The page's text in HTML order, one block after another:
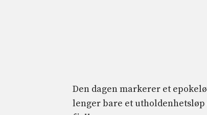
Den dagen markerer et
lenger bare et